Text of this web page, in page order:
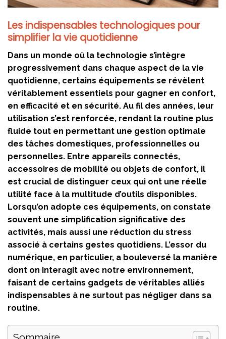
Les indispensables technologiques pour
simplifier la vie quotidienne
Dans un monde où la technologie s’intègre
progressivement dans chaque aspect de la vie
quotidienne, certains équipements se révèlent
véritablement essentiels pour gagner en confort,
en efficacité et en sécurité. Au fil des années, leur
utilisation s’est renforcée, rendant la routine plus
fluide tout en permettant une gestion optimale
des tâches domestiques, professionnelles ou
personnelles. Entre appareils connectés,
accessoires de mobilité ou objets de confort, il
est crucial de distinguer ceux qui ont une réelle
utilité face à la multitude d’outils disponibles.
Lorsqu’on adopte ces équipements, on constate
souvent une simplification significative des
activités, mais aussi une réduction du stress
associé à certains gestes quotidiens. L’essor du
numérique, en particulier, a bouleversé la manière
dont on interagit avec notre environnement,
faisant de certains gadgets de véritables alliés
indispensables à ne surtout pas négliger dans sa
routine.